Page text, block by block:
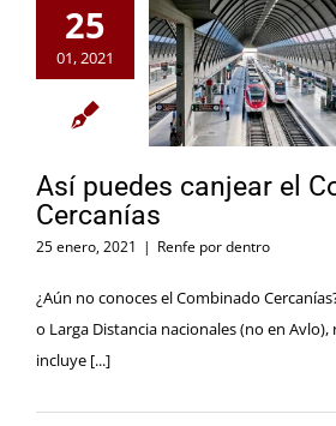
25
01, 2021
Así puedes canjear el
Cercanías
25 enero, 2021 | Renfe por dentro
¿Aún no conoces el Combinado
o Larga Distancia nacionales (no en
incluye [...]